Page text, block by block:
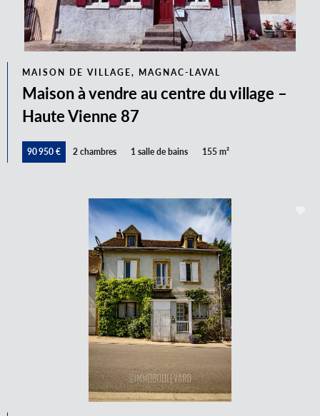
MAISON DE VILLAGE, MAGNAC-LAVAL
Maison à vendre au centre du village –
Haute Vienne 87
90 950 € 2 chambres 1 salle de bains 155 m²